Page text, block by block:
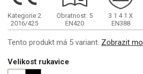
Kategorie 2
2016/425
Obratnost: 5
EN420
3 1 4 1 X
EN388
Tento produkt má 5 variant. Zobrazit
Velikost rukavice